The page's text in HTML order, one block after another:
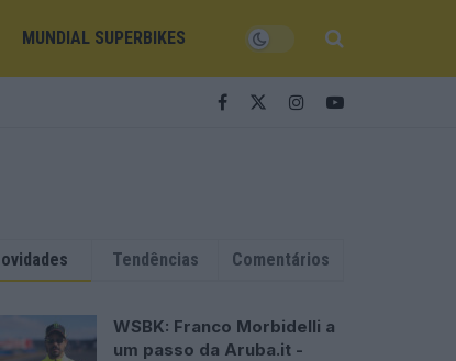
MUNDIAL SUPERBIKES
Tendências Comentários
WSBK: Franco Morbidelli a
um passo da Aruba.it -